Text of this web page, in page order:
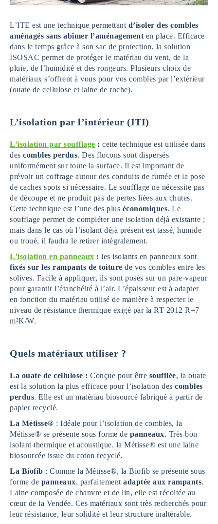
L’ITE est une technique permettant d’isoler des combles
aménagés sans abîmer l’aménagement en place. Efficace
dans le temps grâce à son sac de protection, la solution
ISOSAC permet de protéger le matériau du vent, de la
pluie, de l’humidité et des rongeurs. Plusieurs choix de
matériaux s’offrent à vous pour vos combles par l’extérieur
(ouate de cellulose et laine de roche).
L’isolation par l’intérieur (ITI)
L’isolation par soufflage : cette technique est utilisée dans
des combles perdus. Des flocons sont dispersés
uniformément sur toute la surface. Il est important de
prévoir un coffrage autour des conduits de fumée et la pose
de caches spots si nécessaire. Le soufflage ne nécessite pas
de découpe et ne produit pas de pertes liées aux chutes.
Cette technique est l’une des plus économiques. Le
soufflage permet de compléter une isolation déjà existante ;
mais dans le cas où l’isolant déjà présent est tassé, humide
ou troué, il faudra le retirer intégralement.
L’isolation en panneaux : les isolants en panneaux sont
fixés sur les rampants de toiture de vos combles entre les
solives. Facile à appliquer, ils sont posés sur un pare-vapeur
pour garantir l’étanchéité à l’air. L’épaisseur est à adapter
en fonction du matériau utilisé de manière à respecter le
niveau de résistance thermique exigé par la RT 2012 R=7
m²K/W.
Quels matériaux utiliser ?
La ouate de cellulose : Conçue pour être soufflée, la ouate
est la solution la plus efficace pour l’isolation des combles
perdus. Elle est un matériau biosourcé fabriqué à partir de
papier recyclé.
La Métisse® : Idéale pour l’isolation de combles, la
Métisse® se présente sous forme de panneaux. Très bon
isolant thermique et acoustique, la Métisse® est une laine
biosourcée issue du coton recyclé.
La Biofib : Comme la Métisse®, la Biofib se présente sous
forme de panneaux, parfaitement adaptée aux rampants.
Laine composée de chanvre et de lin, elle est récoltée au
cœur de la Vendée. Ces matériaux sont très recherchés pour
leur résistance, leur solidité et leur structure inaltérable.